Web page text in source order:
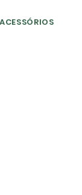
ACESSÓRIOS